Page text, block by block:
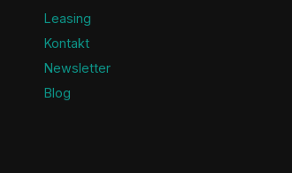
Leasing
Kontakt
Newsletter
Blog